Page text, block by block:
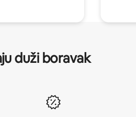
duži boravak